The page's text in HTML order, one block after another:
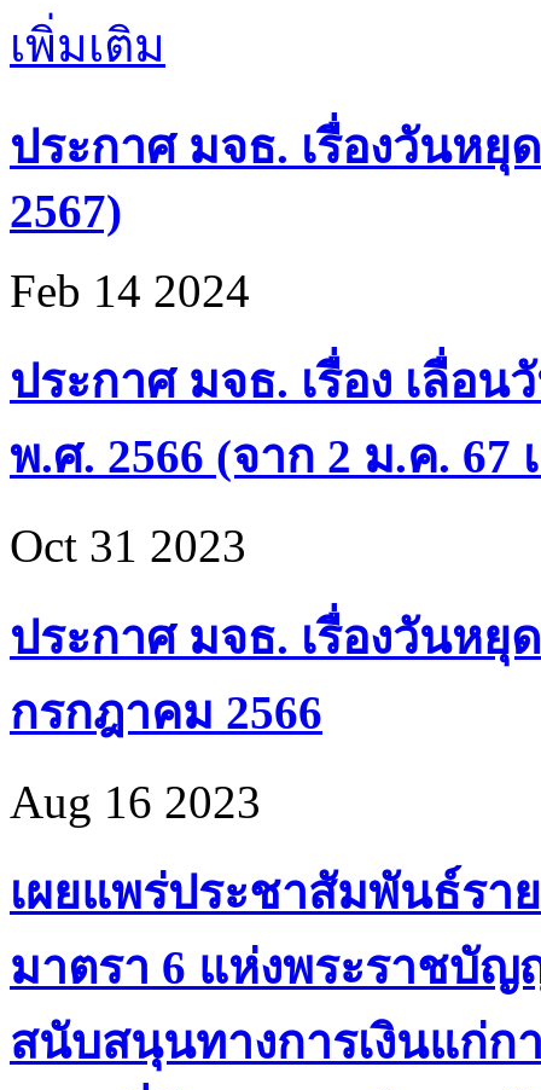
เพิ่มเติม
ประกาศ มจธ. เรื่องวันหยุ
2567)
Feb 14 2024
ประกาศ มจธ. เรื่อง เลื่อ
พ.ศ. 2566 (จาก 2 ม.ค. 67
Oct 31 2023
ประกาศ มจธ. เรื่องวันหยุ
กรกฎาคม 2566
Aug 16 2023
เผยแพร่ประชาสัมพันธ์ร
มาตรา 6 แห่งพระราชบั
สนับสนุนทางการเงินแก่ก